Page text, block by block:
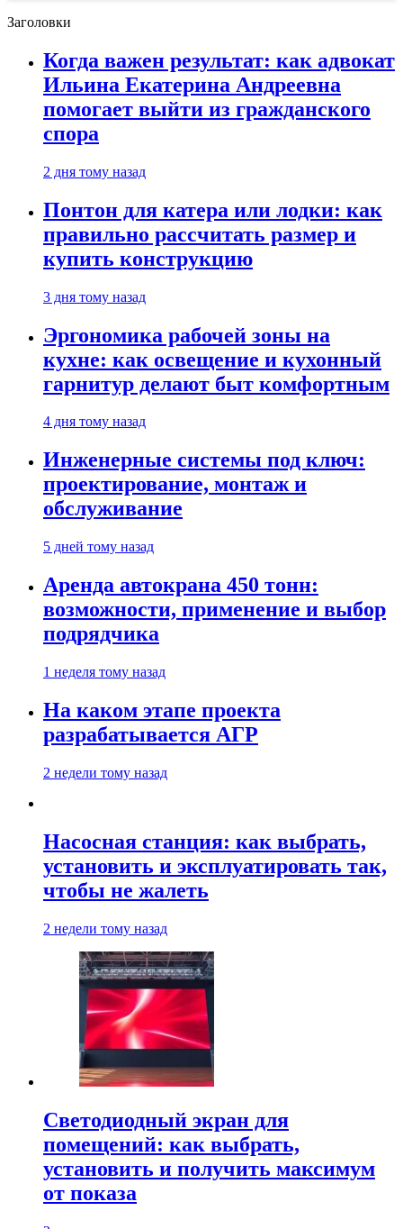
Заголовки
Когда важен результат: как адвокат
Ильина Екатерина Андреевна
помогает выйти из гражданского
спора
2 дня тому назад
Понтон для катера или лодки: как
правильно рассчитать размер и
купить конструкцию
3 дня тому назад
Эргономика рабочей зоны на
кухне: как освещение и кухонный
гарнитур делают быт комфортным
4 дня тому назад
Инженерные системы под ключ:
проектирование, монтаж и
обслуживание
5 дней тому назад
Аренда автокрана 450 тонн:
возможности, применение и выбор
подрядчика
1 неделя тому назад
На каком этапе проекта
разрабатывается АГР
2 недели тому назад
Насосная станция: как выбрать,
установить и эксплуатировать так,
чтобы не жалеть
2 недели тому назад
Светодиодный экран для
помещений: как выбрать,
установить и получить максимум
от показа